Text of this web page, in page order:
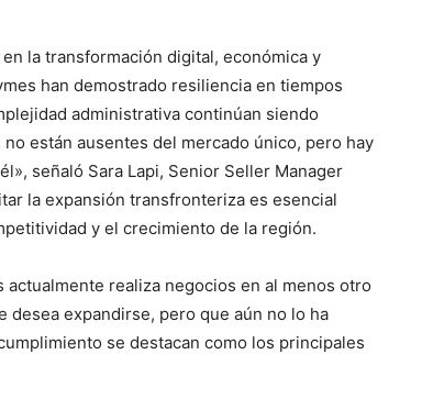
la transformación digital, económica y
han demostrado resiliencia en tiempos
administrativa continúan siendo
están ausentes del mercado único, pero hay
señaló Sara Lapi, Senior Seller Manager
la expansión transfronteriza es esencial
y el crecimiento de la región.
realiza negocios en al menos otro
desea expandirse, pero que aún no lo ha
se destacan como los principales